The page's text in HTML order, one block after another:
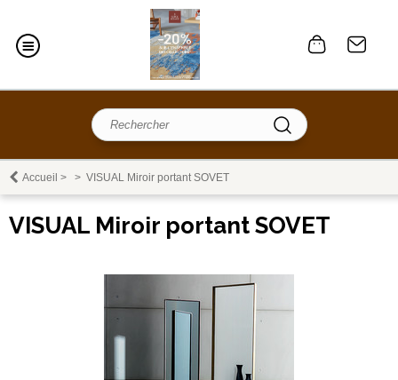
Accueil > > VISUAL Miroir portant SOVET
VISUAL Miroir portant SOVET